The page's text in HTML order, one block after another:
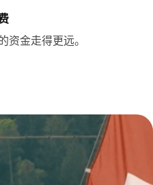
资金走得更远。